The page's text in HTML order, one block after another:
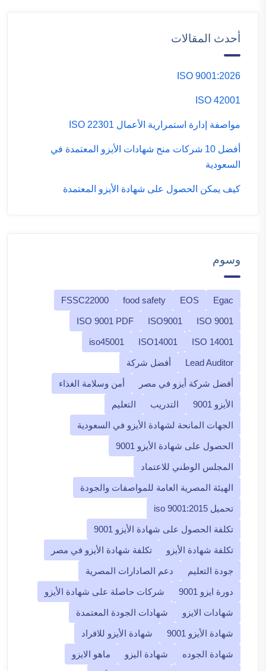
أحدث المقالات
ISO 9001:2026
ISO 42001
مواصفة إدارة استمرارية الأعمال ISO 22301
أفضل 10 شركات منح شهادات الأيزو المعتمدة في
السعودية
كيف يمكن الحصول على شهادة الأيزو المعتمدة
وسوم
Egac
EOS
food safety
FSSC22000
ISO 9001
ISO9001
ISO 9001 PDF
ISO 14001
ISO14001
iso45001
Lead Auditor أفضل شركة
أفضل شركة أيزو في مصر أمن وسلامة الغذاء
الأيزو 9001 التدريب التعليم
الجهات المانحة لشهادة الأيزو في السعودية
الحصول على شهادة الأيزو 9001
المجلس الوطني للاعتماد
الهيئة المصرية العامة للمواصفات والجودة
تحميل iso 9001:2015
تكلفة الحصول على شهادة الأيزو 9001
تكلفة شهادة الأيزو تكلفة شهادة الأيزو في مصر
جودة التعليم دعم الصادارات المصرية
دورة ايزو 9001 شركات حاصلة على شهادة الأيزو
شهادات الايزو شهادات الجودة المعتمدة
شهادة الأيزو 9001 شهادة الأيزو للافراد
شهادة الجوده شهادة اليزو ماهو الايزو